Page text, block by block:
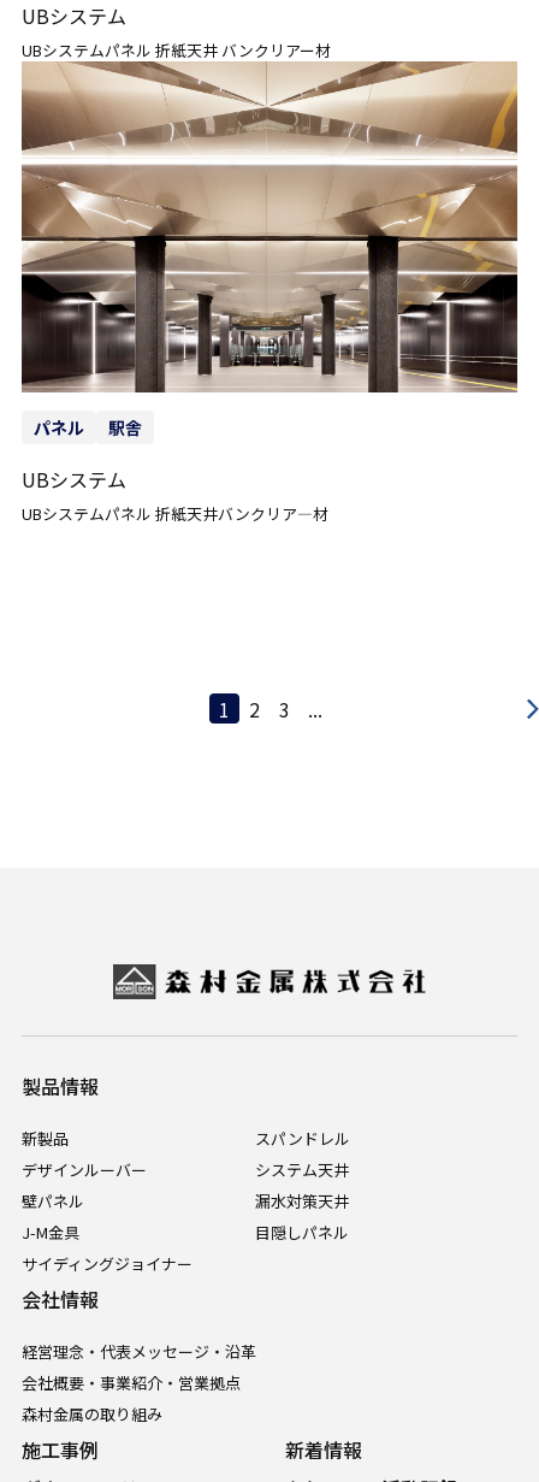
UBシステム
UBシステムパネル 折紙天井 バンクリアー材
パネル 駅舎
UBシステム
UBシステムパネル 折紙天井バンクリア―材
1 2 3 ...
製品情報
新製品
スパンドレル
デザインルーバー
システム天井
壁パネル
漏水対策天井
J-M金具
目隠しパネル
サイディングジョイナー
会社情報
経営理念・代表メッセージ・沿革
会社概要・事業紹介・営業拠点
森村金属の取り組み
施工事例
新着情報